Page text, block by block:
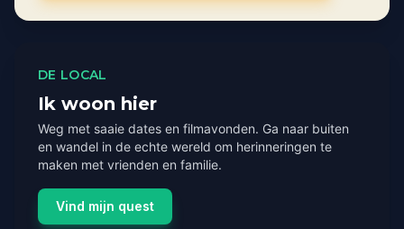
DE LOCAL
Ik woon hier
Weg met saaie dates en filmavonden. Ga naar buiten
en wandel in de echte wereld om herinneringen te
maken met vrienden en familie.
Vind mijn quest